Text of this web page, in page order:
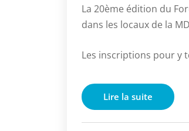
La 20ème édition du
dans les locaux de la
Les inscriptions pour y
Lire la suite